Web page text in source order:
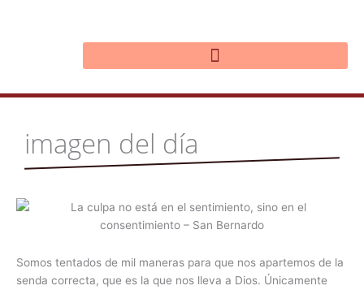
imagen del día
Somos tentados de mil maneras para que nos apartemos de la
senda correcta, que es la que nos lleva a Dios. Únicamente